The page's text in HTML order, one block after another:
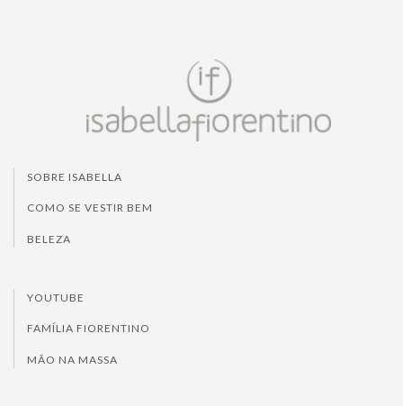
SOBRE ISABELLA
COMO SE VESTIR BEM
BELEZA
YOUTUBE
FAMÍLIA FIORENTINO
MÃO NA MASSA